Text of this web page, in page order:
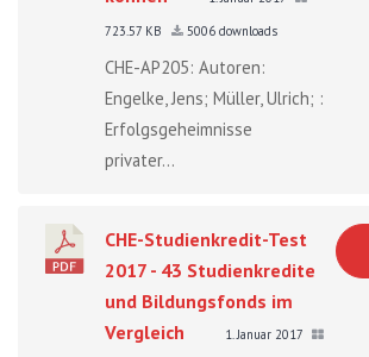
723.57 KB
5006 downloads
CHE-AP205: Autoren:
Engelke, Jens; Müller, Ulrich; :
Erfolgsgeheimnisse
privater...
CHE-Studienkredit-Test
2017 - 43 Studienkredite
und Bildungsfonds im
Vergleich
1. Januar 2017